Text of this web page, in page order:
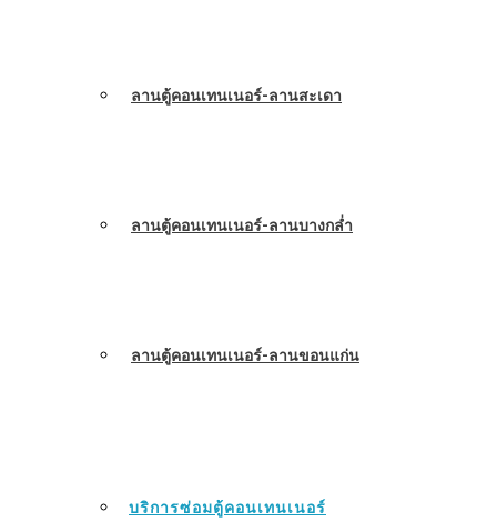
ลานตู้คอนเทนเนอร์-ลานสะเดา
ลานตู้คอนเทนเนอร์-ลานบางกล่ำ
ลานตู้คอนเทนเนอร์-ลานขอนแก่น
บริการซ่อมตู้คอนเทนเนอร์